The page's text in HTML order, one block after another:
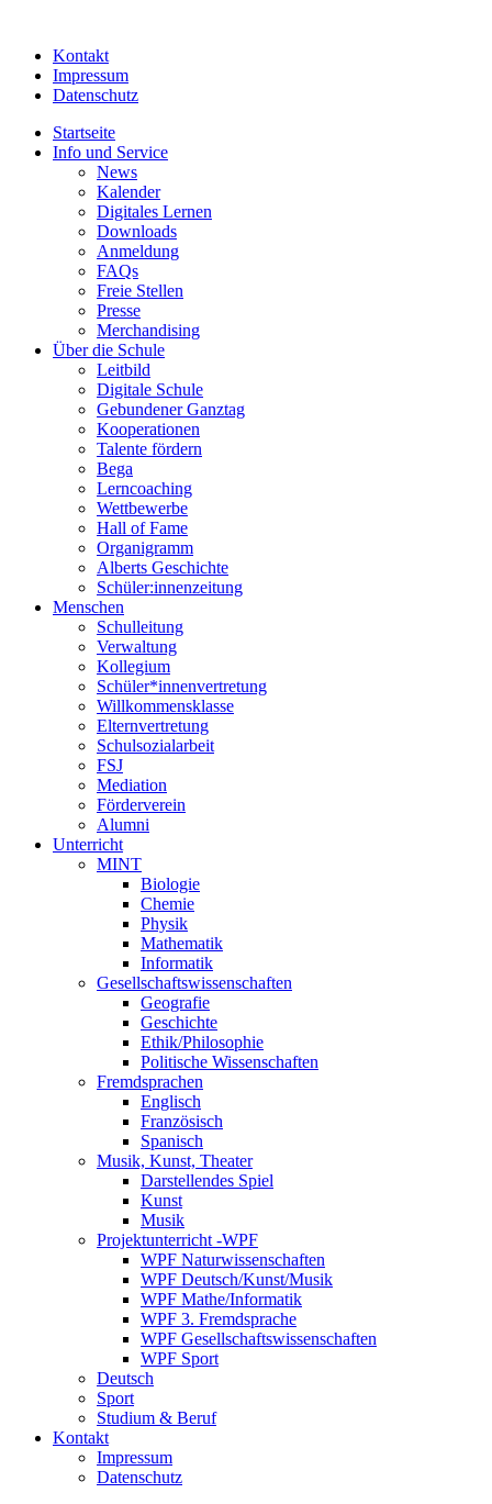
Kontakt
Impressum
Datenschutz
Startseite
Info und Service
News
Kalender
Digitales Lernen
Downloads
Anmeldung
FAQs
Freie Stellen
Presse
Merchandising
Über die Schule
Leitbild
Digitale Schule
Gebundener Ganztag
Kooperationen
Talente fördern
Bega
Lerncoaching
Wettbewerbe
Hall of Fame
Organigramm
Alberts Geschichte
Schüler:innenzeitung
Menschen
Schulleitung
Verwaltung
Kollegium
Schüler*innenvertretung
Willkommensklasse
Elternvertretung
Schulsozialarbeit
FSJ
Mediation
Förderverein
Alumni
Unterricht
MINT
Biologie
Chemie
Physik
Mathematik
Informatik
Gesellschaftswissenschaften
Geografie
Geschichte
Ethik/Philosophie
Politische Wissenschaften
Fremdsprachen
Englisch
Französisch
Spanisch
Musik, Kunst, Theater
Darstellendes Spiel
Kunst
Musik
Projektunterricht -WPF
WPF Naturwissenschaften
WPF Deutsch/Kunst/Musik
WPF Mathe/Informatik
WPF 3. Fremdsprache
WPF Gesellschaftswissenschaften
WPF Sport
Deutsch
Sport
Studium & Beruf
Kontakt
Impressum
Datenschutz